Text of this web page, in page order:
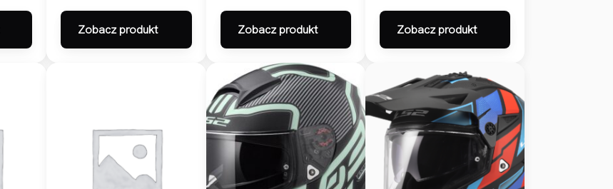
Zobacz produkt Zobacz produkt Zobacz produkt